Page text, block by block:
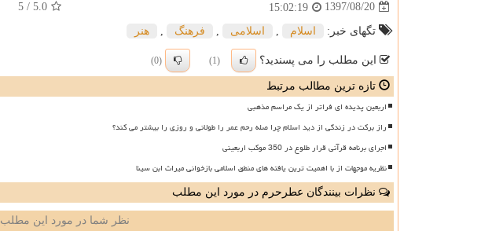
1397/08/20
15:02:19
5.0
/ 5
تگهای خبر: اسلام اسلامی فرهنگ هنر
این مطلب را می پسندید؟ (1)
(0)
تازه ترین مطالب مرتبط
اربعین پدیده ای فراتر از یک مراسم مذهبی
راز برکت در زندگی از دید اسلام چرا صله رحم عمر را طولانی و روزی را بیشتر می کند؟
اجرای برنامه قرآنی قرار طلوع در 350 موکب اربعینی
نظریه موجهات از با اهمیت ترین یافته های منطق اسلامی بازخوانی میراث ابن سینا
نظرات بینندگان عطرحرم در مورد این مطلب
نظر شما در مورد این مطلب